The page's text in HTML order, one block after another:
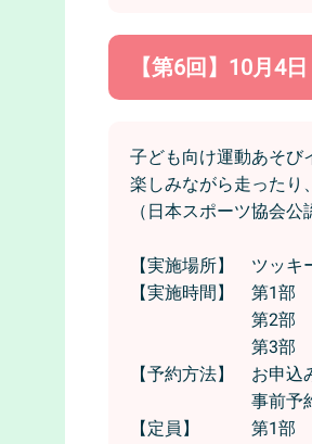
【第6回】10月4
子ども向け運動あそび
楽しみながら走ったり
（日本スポーツ協会
【実施場所】 ツッキ
【実施時間】 第1部
第2部 11時00
第3部 13時30
【予約方法】 お申
事前予約
【定員】 第1部